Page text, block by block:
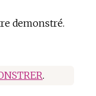
demonstré.
.